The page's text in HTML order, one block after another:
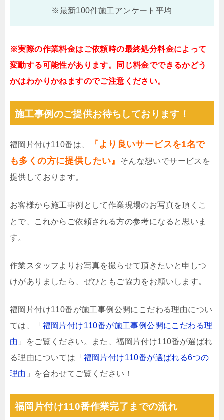
※最新100件施工アンケート平均
※実際の作業料金はご依頼時の最終処分料金によって
変動する可能性があります。同じ料金でできるかどう
かはわかりかねますのでご注意ください。
施工事例のご提供お待ちしております！
福岡片付け110番は、
『より良いサービスを1名で
も多くの方に提供したい』
そんな想いでサービスを
提供しております。
お客様から施工事例として作業現場のお写真を頂くこ
とで、これからご依頼される方の参考になると思いま
す。
作業スタッフよりお写真を撮らせて頂きたいと申しつ
けがありましたら、ぜひともご協力をお願いします。
福岡片付け110番が施工事例公開にこだわる理由につい
ては、「 福岡片付け110番が施工事例公開にこだわる理
由 」をご覧ください。また、福岡片付け110番が選ばれ
る理由については「 福岡片付け110番が選ばれる6つの
理由 」を合わせてご覧ください！
福岡片付け110番作業完了までの流れ